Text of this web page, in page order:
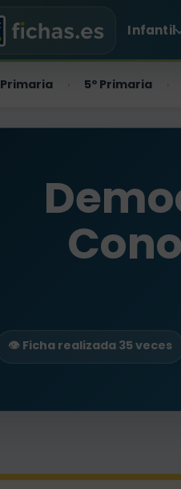
Infantil
Primaria › 5º Primaria ›
👁️ Ficha realizada 35 veces